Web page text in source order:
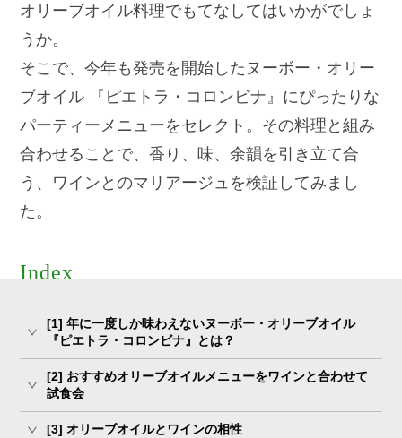
オリーブオイル料理でもてなしてはいかがでしょ
うか。
そこで、今年も発売を開始したヌーボー・オリー
ブオイル 『ピエトラ・コロンビナ』にぴったりな
パーティーメニューをセレクト。 その料理と組み
合わせることで、香り、味、余韻を引き立て合
う、ワインとのマリアージュを検証してみまし
た。
Index
[1] 年に一度しか味わえないヌーボー・オリーブオイル
『ピエトラ・コロンビナ』とは？
[2] おすすめオリーブオイルメニューをワインと合わせて
試食会
[3] オリーブオイルとワインの相性